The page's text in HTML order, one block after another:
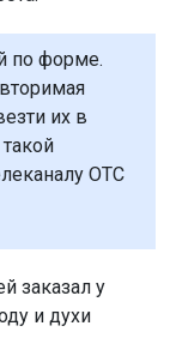
заказал у
и духи
на